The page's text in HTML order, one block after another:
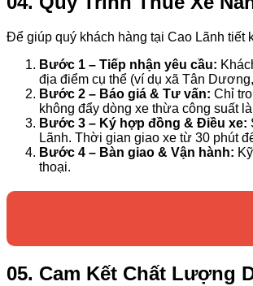
Để giúp quý khách hàng tại Cao Lãnh
Bước 1 – Tiếp nhận yêu cầu:
địa điểm cụ thể (ví dụ xã Tân
Bước 2 – Báo giá & Tư vấn: Chỉ
không đẩy dòng xe thừa công suất
Bước 3 – Ký hợp đồng & Điều xe:
Lãnh. Thời gian giao xe từ 30 phút
Bước 4 – Bàn giao & Vận hành:
thoại.
05. Cam Kết Chất Lượng